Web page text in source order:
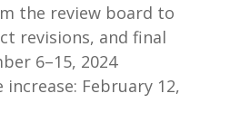
the review board to
revisions, and final
6–15, 2024
February 12,